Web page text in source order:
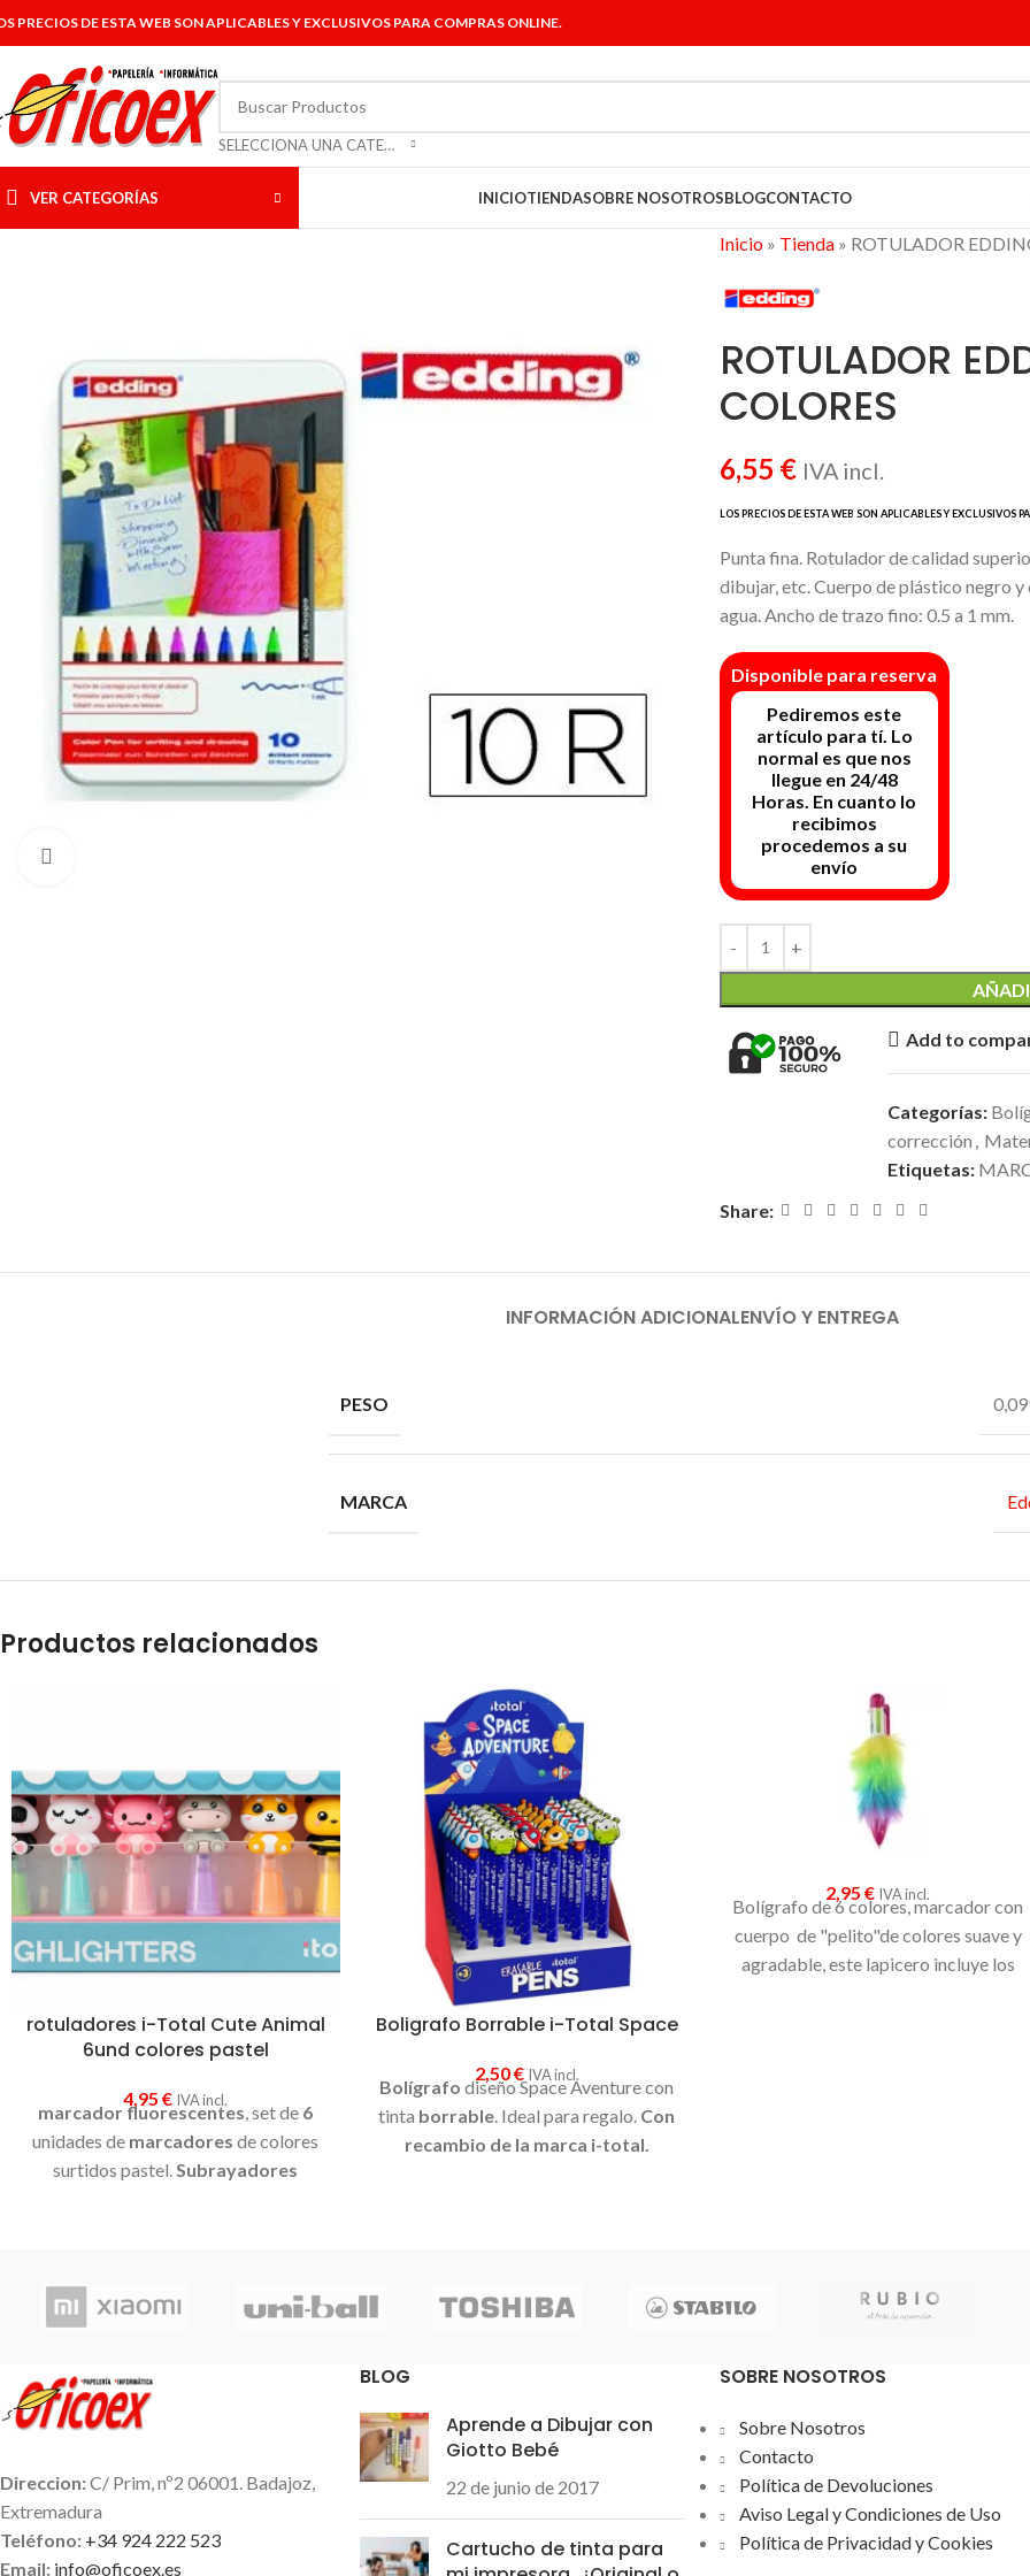
PRECIOS DE ESTA WEB SON APLICABLES Y EXCLUSIVOS PARA COMPRAS ONLINE.
SELECCIONA UNA CATEGORÍA
VER CATEGORÍAS INICIOTIENDASOBRE NOSOTROSBLOGCONTACTO
Inicio» Tienda» ROTULADOR
ROTULADOR
COLORES
6,55 € IVA incl.
Punta fina. Rotulador de calidad
dibujar, etc. Cuerpo de plástico negro
agua. Ancho de trazo fino: 0.5 a 1 mm.
Disponible para reserva
Add to
Categorías:
corrección
Etiquetas:
Share:
INFORMACIÓN ADICIONALENVÍO Y ENTREGA
PESO
MARCA
Productos relacionados
rotuladores i-Total Cute Animal
6und colores pastel
4,95€ IVA incl.
marcador fluorescentes, set de 6
unidades de marcadores de colores
surtidos pastel.Subrayadores
Boligrafo Borrable i-Total Space
2,50€ IVA incl.
Bolígrafo diseño Space Aventure con
tinta borrable. Ideal para regalo. Con
recambio de la marca i-total.
2,95€ IVA incl.
Bolígrafo de 6 colores, marcador con
cuerpo de "pelito"de colores suave y
agradable, este lapicero incluye los
Direccion:C/ Prim, nº2 06001. Badajoz,
Extremadura
Teléfono: +34 924 222 523
Email: info@oficoex.es
BLOG
Aprende a Dibujar con
Giotto Bebé
22 de junio de 2017
Cartucho de tinta para
SOBRE NOSOTROS
Sobre Nosotros
Contacto
Política de Devoluciones
Aviso Legal y Condiciones de Uso
Política de Privacidad y Cookies